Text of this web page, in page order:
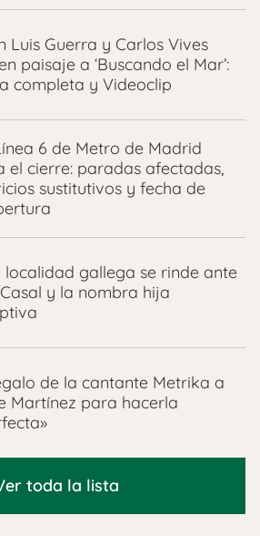
Luis Guerra y Carlos Vives
paisaje a ‘Buscando el Mar’:
completa y Videoclip
6 de Metro de Madrid
el cierre: paradas afectadas,
sustitutivos y fecha de
localidad gallega se rinde ante
y la nombra hija
de la cantante Metrika a
Martínez para hacerla
toda la lista